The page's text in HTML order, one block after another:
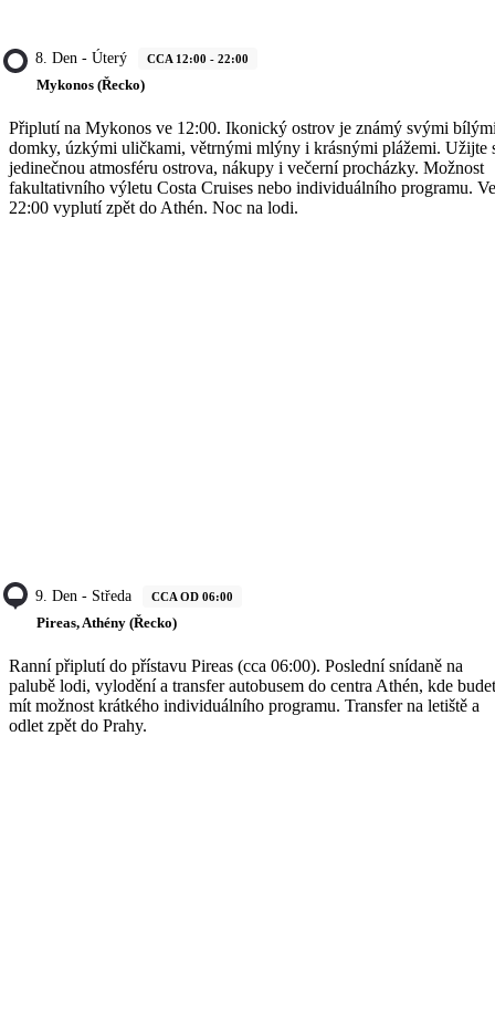
8. Den - Úterý CCA 12:00 - 22:00
Mykonos (Řecko)
Připlutí na Mykonos ve 12:00. Ikonický ostrov je známý svými
domky, úzkými uličkami, větrnými mlýny i krásnými plážemi. Užijte
jedinečnou atmosféru ostrova, nákupy i večerní procházky. Možnost
fakultativního výletu Costa Cruises nebo individuálního programu. Ve
22:00 vyplutí zpět do Athén. Noc na lodi.
9. Den - Středa CCA OD 06:00
Pireas, Athény (Řecko)
Ranní připlutí do přístavu Pireas (cca 06:00). Poslední snídaně na
palubě lodi, vylodění a transfer autobusem do centra Athén, kde
mít možnost krátkého individuálního programu. Transfer na letiště a
odlet zpět do Prahy.